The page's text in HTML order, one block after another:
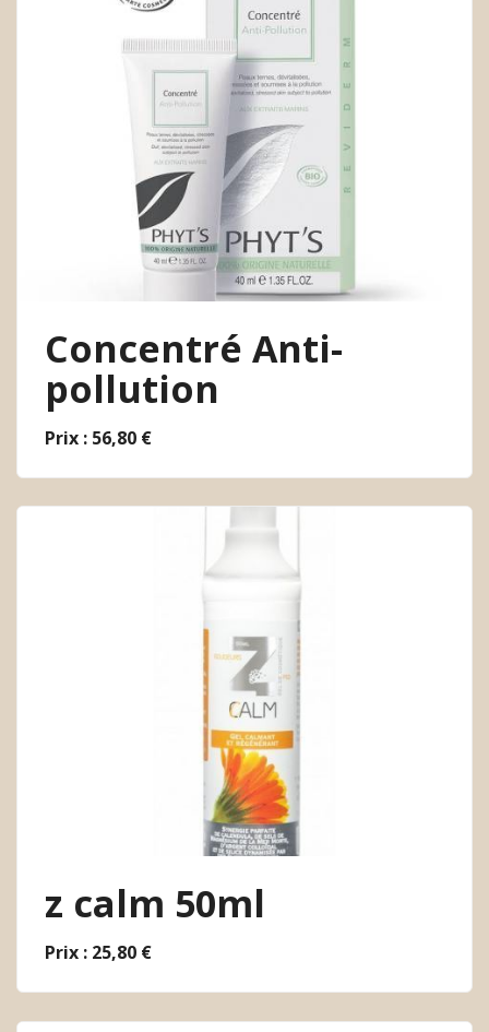
Concentré Anti-
pollution
Prix : 56,80 €
z calm 50ml
Prix : 25,80 €